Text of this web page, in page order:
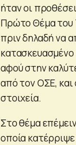
ήταν οι
Πρώτο Θέμα του
πριν δηλαδή να
αφού στην
από τον ΟΣΕ, και
στοιχεία.
Στο θέμα
οποία κατέρριψε